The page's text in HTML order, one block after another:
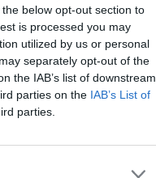
below opt-out section to
is processed you may
utilized by us or personal
separately opt-out of the
the IAB’s list of downstream
parties on the IAB’s List of
parties.